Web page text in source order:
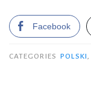
Facebook
CATEGORIES POLSKI,